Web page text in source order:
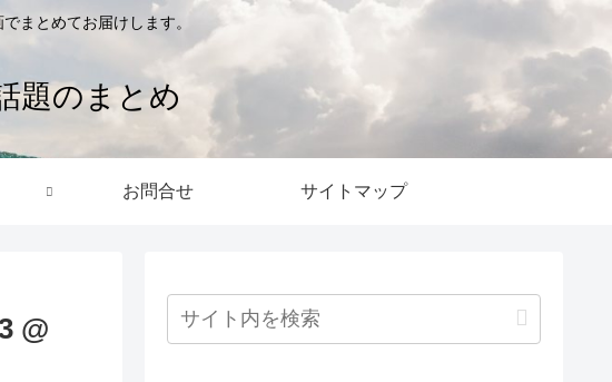
まとめてお届けします。
題のまとめ
お問合せ サイトマップ
@